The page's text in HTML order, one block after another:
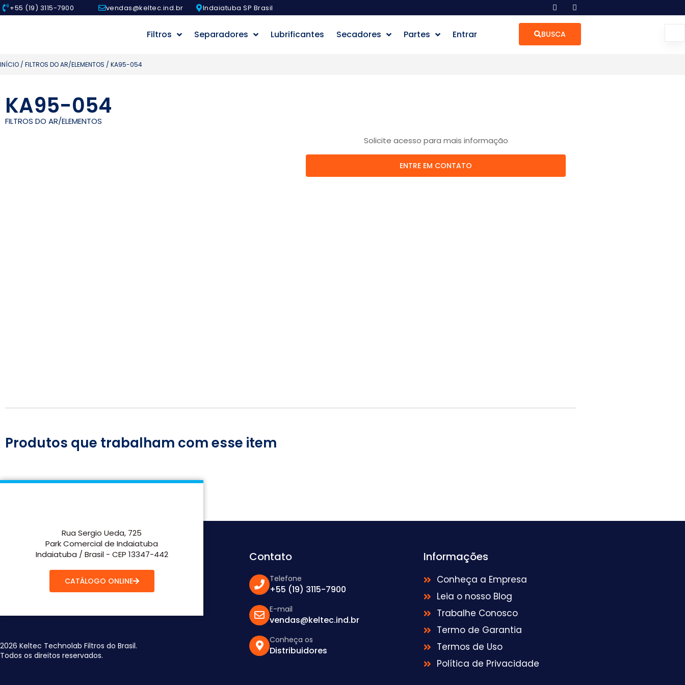
+55 (19) 3115-7900 vendas@keltec.ind.br Indaiatuba SP Brasil
Filtros Separadores Lubrificantes Secadores Partes Entrar BUSCA
INÍCIO / FILTROS DO AR/ELEMENTOS / KA95-054
KA95-054
FILTROS DO AR/ELEMENTOS
Solicite acesso para mais informação
ENTRE EM CONTATO
Produtos que trabalham com esse item
Rua Sergio Ueda, 725
Park Comercial de Indaiatuba
Indaiatuba / Brasil - CEP 13347-442
CATÁLOGO ONLINE
2026 Keltec Technolab Filtros do Brasil.
Todos os direitos reservados.
Contato
Telefone
+55 (19) 3115-7900
E-mail
vendas@keltec.ind.br
Conheça os
Distribuidores
Informações
Conheça a Empresa
Leia o nosso Blog
Trabalhe Conosco
Termo de Garantia
Termos de Uso
Política de Privacidade